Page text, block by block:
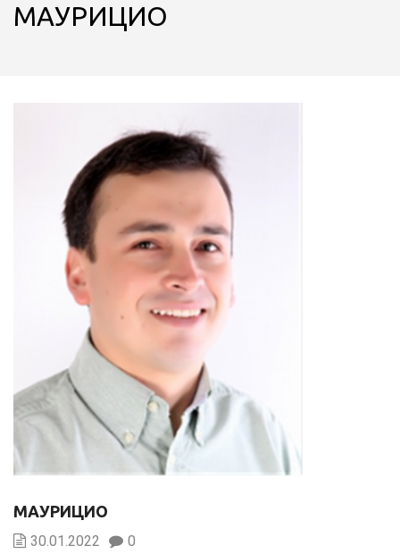
МАУРИЦИО
МАУРИЦИО
30.01.2022 0